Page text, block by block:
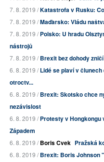
7. 8. 2019 /Katastrofa v Rusku:
7. 8. 2019 /Maďarsko: Vládu
7. 8. 2019 /Polsko: U hradu
nástrojů
7. 8. 2019 /Brexit bez dohody
6. 8. 2019 /Lidé se plaví v
otroctv...
6. 8. 2019 /Brexit: Skotsko chce
nezávislost
6. 8. 2019 /Protesty v
Západem
6. 8. 2019 /Boris Cvek Pražská
6. 8. 2019 /Brexit: Boris Johnson